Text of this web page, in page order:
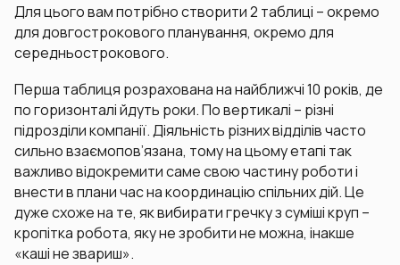
Для цього вам потрібно створити 2 таблиці – окремо
для довгострокового планування, окремо для
середньострокового.
Перша таблиця розрахована на найближчі 10 років, де
по горизонталі йдуть роки. По вертикалі – різні
підрозділи компанії. Діяльність різних відділів часто
сильно взаємопов’язана, тому на цьому етапі так
важливо відокремити саме свою частину роботи і
внести в плани час на координацію спільних дій. Це
дуже схоже на те, як вибирати гречку з суміші круп –
кропітка робота, яку не зробити не можна, інакше
«каші не звариш».